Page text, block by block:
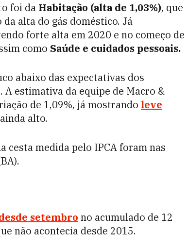
foi da Habitação (alta de 1,03%), que
da alta do gás doméstico. Já
forte alta em 2020 e no começo de
como Saúde e cuidados pessoais.
abaixo das expectativas dos
A estimativa da equipe de Macro &
de 1,09%, já mostrando leve
alto.
cesta medida pelo IPCA foram nas
setembro no acumulado de 12
não acontecia desde 2015.